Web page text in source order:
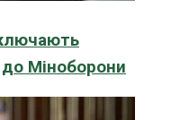
Міноборони